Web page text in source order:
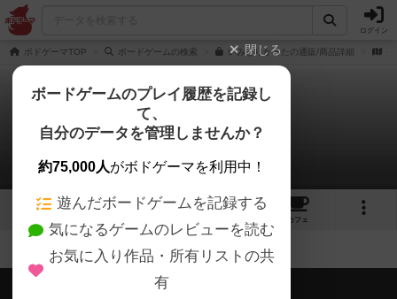
ログイン
ボドゲーマTOP ボードゲームの検索 いみとりかるたの通販/商品詳細 作
いみとりかるた
拡張/関連作品 0件
4 1
カフェ
会員の新しい投稿
閉じる
ボードゲームのプレイ履歴を記録し
て、
自分のデータを管理しませんか？
約75,000人がボドゲーマを利用中！
遊んだボードゲームを記録する
気になるゲームのレビューを読む
お気に入り作品・所有リストの共
有